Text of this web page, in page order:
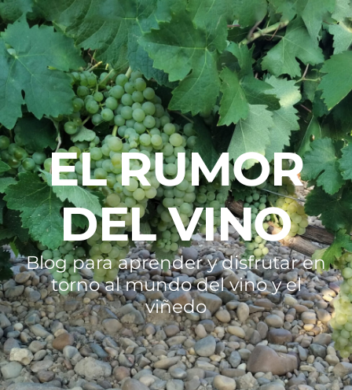
EL RUMOR
DEL VINO
Blog para aprender y disfrutar en
torno al mundo del vino y el
viñedo